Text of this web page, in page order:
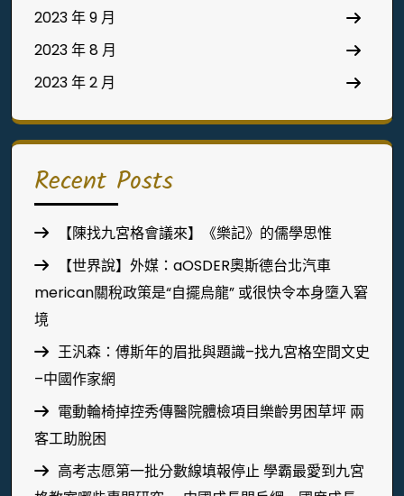
2023 年 9 月
2023 年 8 月
2023 年 2 月
Recent Posts
【陳找九宮格會議來】《樂記》的儒學思惟
【世界說】外媒：aOSDER奧斯德台北汽車
merican關稅政策是“自擺烏龍” 或很快令本身墮入窘
境
王汎森：傅斯年的眉批與題識–找九宮格空間文史
–中國作家網
電動輪椅掉控秀傳醫院體檢項目樂齡男困草坪 兩
客工助脫困
高考志愿第一批分數線填報停止 學霸最愛到九宮